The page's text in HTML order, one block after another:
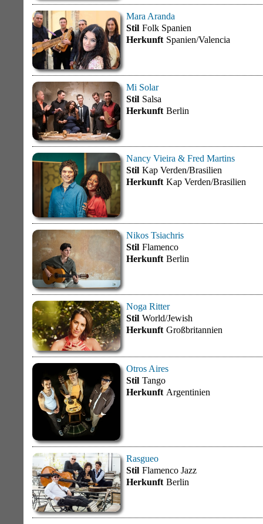
Mara Aranda
Stil Folk Spanien
Herkunft Spanien/Valencia
Mi Solar
Stil Salsa
Herkunft Berlin
Nancy Vieira & Fred Martins
Stil Kap Verden/Brasilien
Herkunft Kap Verden/Brasilien
Nikos Tsiachris
Stil Flamenco
Herkunft Berlin
Noga Ritter
Stil World/Jewish
Herkunft Großbritannien
Otros Aires
Stil Tango
Herkunft Argentinien
Rasgueo
Stil Flamenco Jazz
Herkunft Berlin